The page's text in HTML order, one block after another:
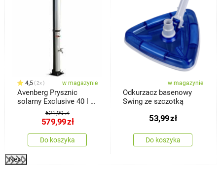
4,5 2x w magazynie
Avenberg Prysznic
solarny Exclusive 40 l +
prysznic nożny, wys. 214
621,99 zł
579,99zł
Do koszyka
w magazynie
Odkurzacz basenowy
Swing ze szczotką
53,99zł
Do koszyka
Next